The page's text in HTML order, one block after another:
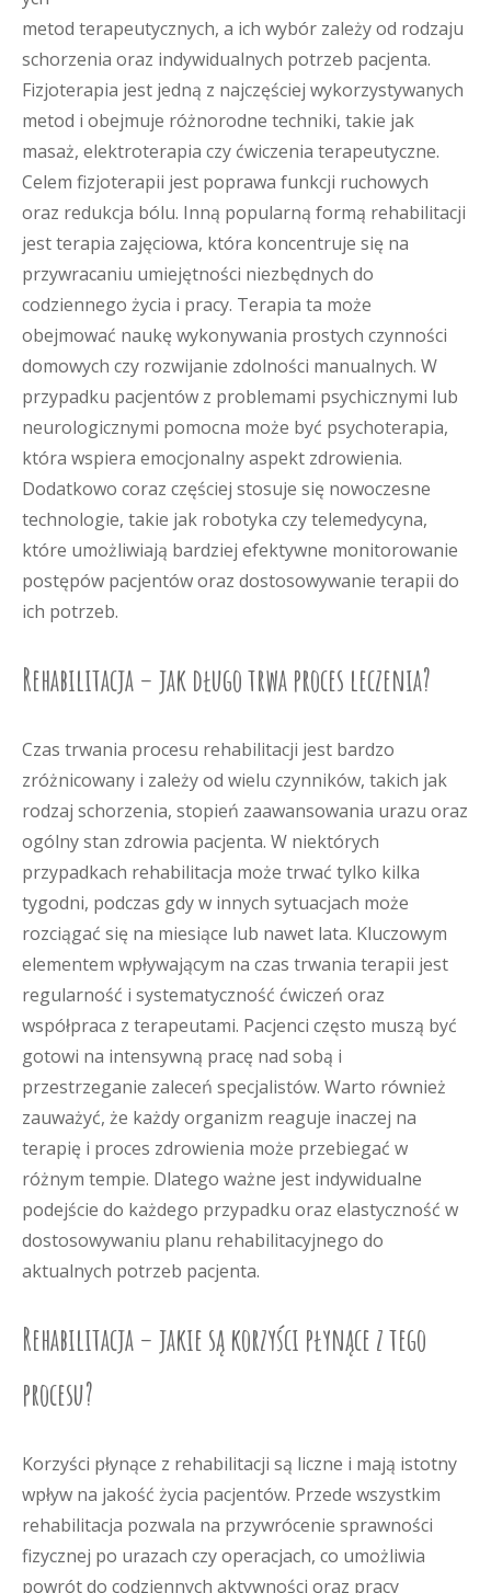
metod terapeutycznych, a ich wybór zależy od rodzaju
schorzenia oraz indywidualnych potrzeb pacjenta.
Fizjoterapia jest jedną z najczęściej wykorzystywanych
metod i obejmuje różnorodne techniki, takie jak
masaż, elektroterapia czy ćwiczenia terapeutyczne.
Celem fizjoterapii jest poprawa funkcji ruchowych
oraz redukcja bólu. Inną popularną formą rehabilitacji
jest terapia zajęciowa, która koncentruje się na
przywracaniu umiejętności niezbędnych do
codziennego życia i pracy. Terapia ta może
obejmować naukę wykonywania prostych czynności
domowych czy rozwijanie zdolności manualnych. W
przypadku pacjentów z problemami psychicznymi lub
neurologicznymi pomocna może być psychoterapia,
która wspiera emocjonalny aspekt zdrowienia.
Dodatkowo coraz częściej stosuje się nowoczesne
technologie, takie jak robotyka czy telemedycyna,
które umożliwiają bardziej efektywne monitorowanie
postępów pacjentów oraz dostosowywanie terapii do
ich potrzeb.
Rehabilitacja – jak długo trwa proces leczenia?
Czas trwania procesu rehabilitacji jest bardzo
zróżnicowany i zależy od wielu czynników, takich jak
rodzaj schorzenia, stopień zaawansowania urazu oraz
ogólny stan zdrowia pacjenta. W niektórych
przypadkach rehabilitacja może trwać tylko kilka
tygodni, podczas gdy w innych sytuacjach może
rozciągać się na miesiące lub nawet lata. Kluczowym
elementem wpływającym na czas trwania terapii jest
regularność i systematyczność ćwiczeń oraz
współpraca z terapeutami. Pacjenci często muszą być
gotowi na intensywną pracę nad sobą i
przestrzeganie zaleceń specjalistów. Warto również
zauważyć, że każdy organizm reaguje inaczej na
terapię i proces zdrowienia może przebiegać w
różnym tempie. Dlatego ważne jest indywidualne
podejście do każdego przypadku oraz elastyczność w
dostosowywaniu planu rehabilitacyjnego do
aktualnych potrzeb pacjenta.
Rehabilitacja – jakie są korzyści płynące z tego
procesu?
Korzyści płynące z rehabilitacji są liczne i mają istotny
wpływ na jakość życia pacjentów. Przede wszystkim
rehabilitacja pozwala na przywrócenie sprawności
fizycznej po urazach czy operacjach, co umożliwia
powrót do codziennych aktywności oraz pracy